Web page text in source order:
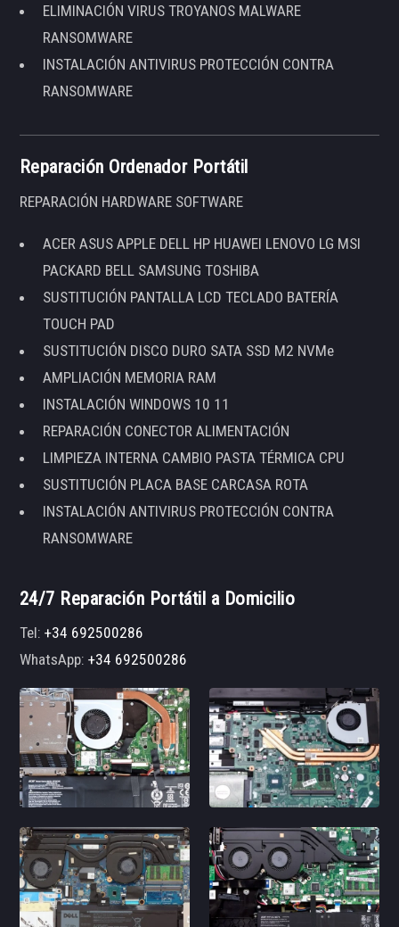
ELIMINACIÓN VIRUS TROYANOS MALWARE
RANSOMWARE
INSTALACIÓN ANTIVIRUS PROTECCIÓN CONTRA
RANSOMWARE
Reparación Ordenador Portátil
REPARACIÓN HARDWARE SOFTWARE
ACER ASUS APPLE DELL HP HUAWEI LENOVO LG MSI
PACKARD BELL SAMSUNG TOSHIBA
SUSTITUCIÓN PANTALLA LCD TECLADO BATERÍA
TOUCH PAD
SUSTITUCIÓN DISCO DURO SATA SSD M2 NVMe
AMPLIACIÓN MEMORIA RAM
INSTALACIÓN WINDOWS 10 11
REPARACIÓN CONECTOR ALIMENTACIÓN
LIMPIEZA INTERNA CAMBIO PASTA TÉRMICA CPU
SUSTITUCIÓN PLACA BASE CARCASA ROTA
INSTALACIÓN ANTIVIRUS PROTECCIÓN CONTRA
RANSOMWARE
24/7 Reparación Portátil a Domicilio
Tel:+34 692500286
WhatsApp:+34 692500286